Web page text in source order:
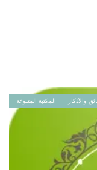
والأذكار المكتبة المتنوعة